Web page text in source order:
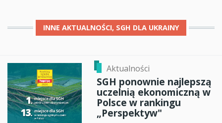
INNE AKTUALNOŚCI, SGH DLA UKRAINY
Aktualności
SGH ponownie najlepszą
uczelnią ekonomiczną w
Polsce w rankingu
„Perspektyw"